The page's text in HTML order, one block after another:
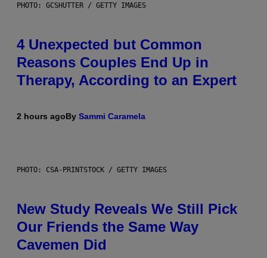
PHOTO: GCSHUTTER / GETTY IMAGES
4 Unexpected but Common
Reasons Couples End Up in
Therapy, According to an Expert
2 hours agoBy Sammi Caramela
PHOTO: CSA-PRINTSTOCK / GETTY IMAGES
New Study Reveals We Still Pick
Our Friends the Same Way
Cavemen Did